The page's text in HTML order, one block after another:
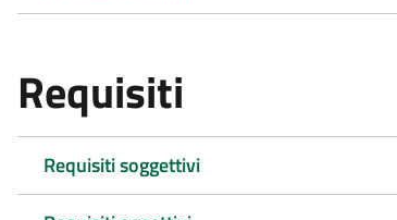
Requisiti
Requisiti soggettivi